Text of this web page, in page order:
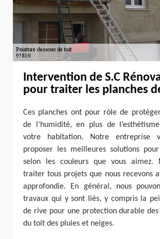
Intervention de S.C
pour traiter les planches
Ces planches ont pour rôle de
de l’humidité, en plus de
votre habitation. Notre entreprise
proposer les meilleures solutions
selon les couleurs que vous aimez.
traiter tous projets que nous recevons
approfondie. En général, nous
travaux qui y sont liés, y compris la
de rive pour une protection durable
du toit des pluies et neiges.